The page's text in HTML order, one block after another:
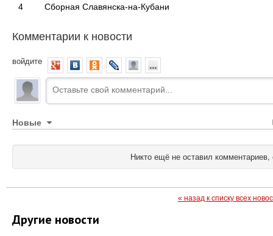
4
Сборная Славянска-на-Кубани
Комментарии к новости
войдите
Новые
Никто ещё не оставил комментариев,
« назад к списку всех
Другие новости